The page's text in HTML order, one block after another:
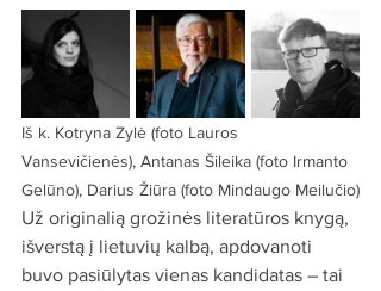
Iš k. Kotryna Zylė (foto Lauros
Vansevičienės), Antanas Šileika (foto Irmanto
Gelūno), Darius Žiūra (foto Mindaugo Meilučio)
Už originalią grožinės literatūros knygą,
išverstą į lietuvių kalbą, apdovanoti
buvo pasiūlytas vienas kandidatas – tai